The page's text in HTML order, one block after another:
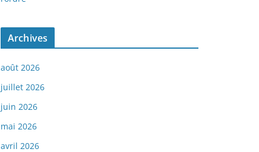
Archives
août 2026
juillet 2026
juin 2026
mai 2026
avril 2026